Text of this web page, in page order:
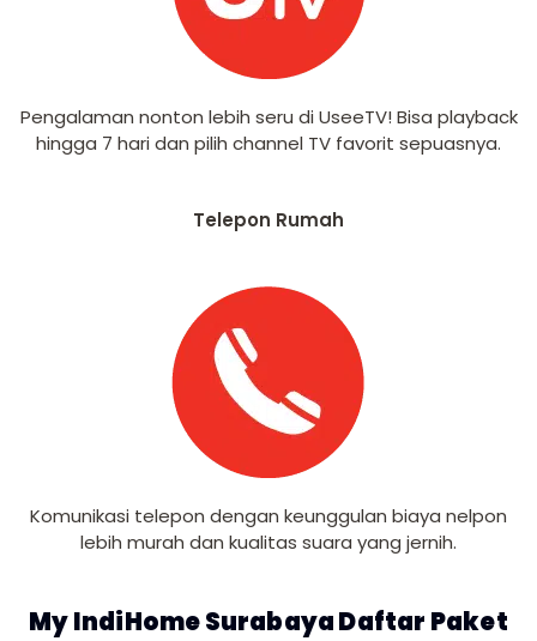
Pengalaman nonton lebih seru di UseeTV! Bisa playback
hingga 7 hari dan pilih channel TV favorit sepuasnya.
Telepon Rumah
Komunikasi telepon dengan keunggulan biaya nelpon
lebih murah dan kualitas suara yang jernih.
My IndiHome Surabaya Daftar Paket